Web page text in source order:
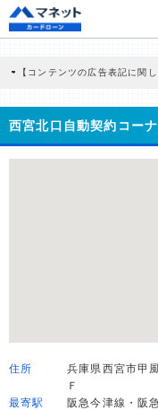
【コンテンツの広告表記に関し
商品を根拠なくPRするものでは
どに基づき、公平性を担保した
>提携企業一覧
西宮北口自動契約コー
住所
兵庫県西宮市甲
Ｆ
最寄駅
阪急今津線・阪